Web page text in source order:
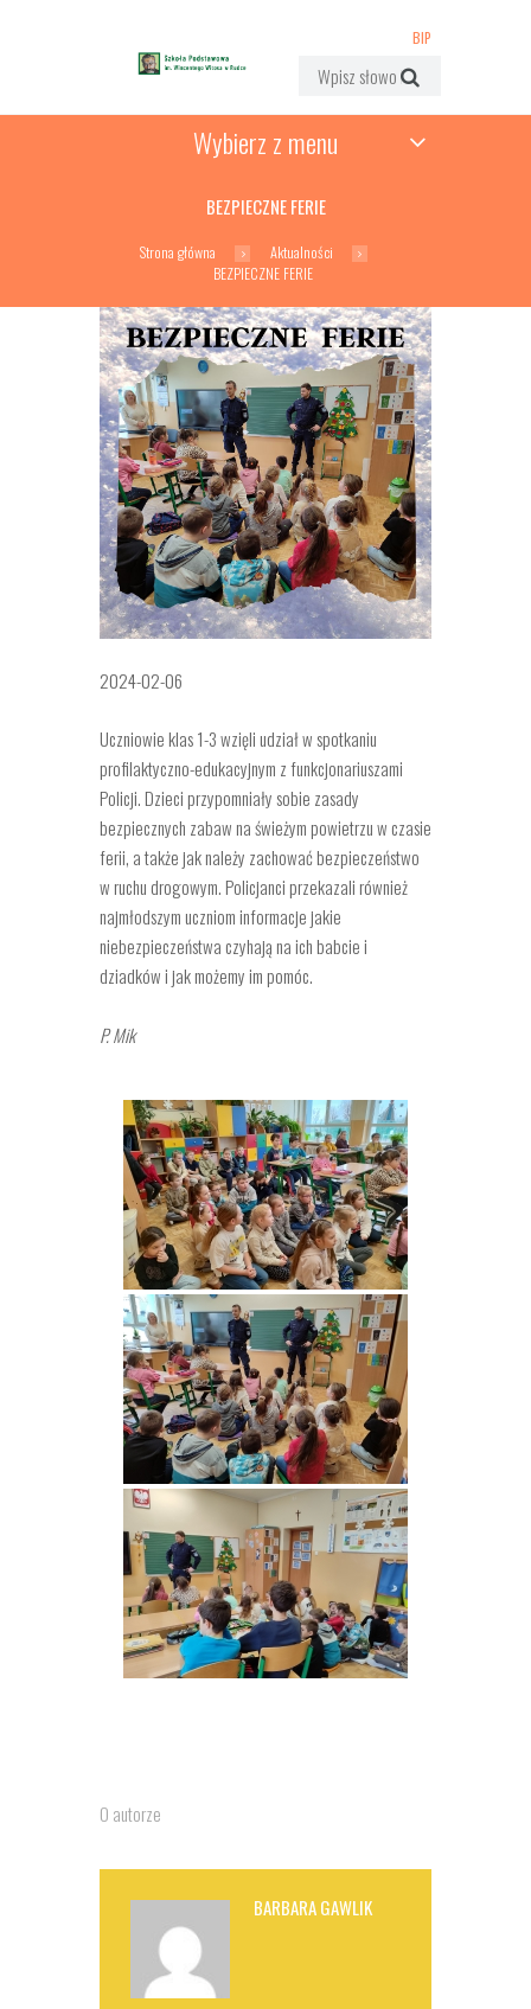
BIP
Wybierz z menu
BEZPIECZNE FERIE
Strona główna
Aktualności
BEZPIECZNE FERIE
2024-02-06
Uczniowie klas 1-3 wzięli udział w spotkaniu
profilaktyczno-edukacyjnym z funkcjonariuszami
Policji. Dzieci przypomniały sobie zasady
bezpiecznych zabaw na świeżym powietrzu w czasie
ferii, a także jak należy zachować bezpieczeństwo
w ruchu drogowym. Policjanci przekazali również
najmłodszym uczniom informacje jakie
niebezpieczeństwa czyhają na ich babcie i
dziadków i jak możemy im pomóc.
P. Mik
O autorze
BARBARA GAWLIK